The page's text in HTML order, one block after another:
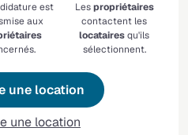
est
aux
Lespropriétaires
contactent les
locatairesqu'ils
sélectionnent.
une location
une location